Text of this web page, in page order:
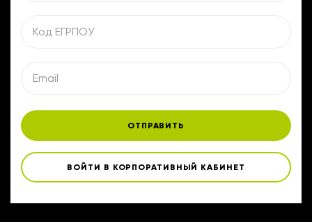
ОТПРАВИТЬ
ВОЙТИ В КОРПОРАТИВНЫЙ КАБИНЕТ